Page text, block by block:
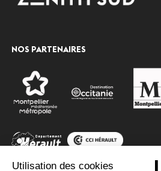
NOS PARTENAIRES
Utilisation des cookies